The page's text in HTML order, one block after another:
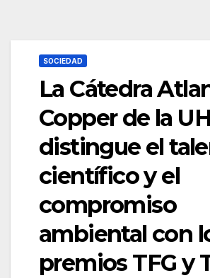
SOCIEDAD
La Cátedra
Copper de la
distingue el
científico y el
compromiso
ambiental con
premios TFG y